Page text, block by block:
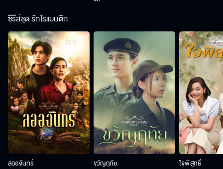
ซีรีส์ชุด รักโรแมนติก
ลออจันทร์ ขวัญฤทัย ใจพิสุทธิ์